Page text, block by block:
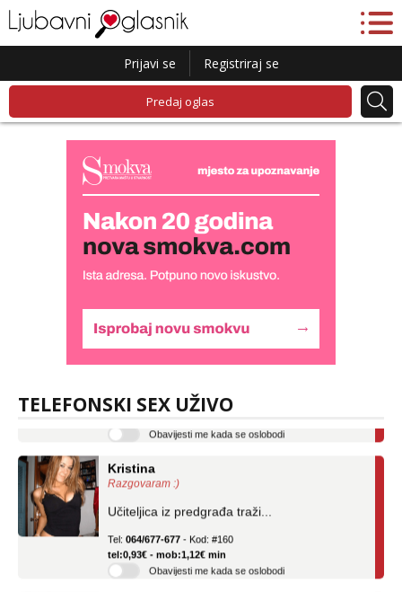
Prijavi se Registriraj se
Predaj oglas
TELEFONSKI SEX UŽIVO
Liliana
Razgovaram :)
tel:0,93€ - mob:1,12€ min
Razgovaram :)
tel:0,93€ - mob:1,12€ min
Obavijesti me kada se oslobodi